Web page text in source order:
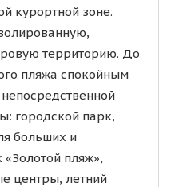
курортной зоне.
территорию. До
пляжа спокойным
городской парк,
больших и
пляж»,
центры, летний